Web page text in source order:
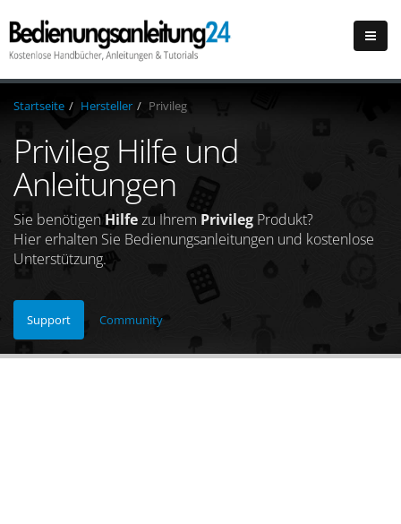
Startseite Hersteller Privileg
Privileg Hilfe und
Anleitungen
Sie benötigen Hilfezu Ihrem Privileg Produkt?
Hier erhalten Sie Bedienungsanleitungen und kostenlose
Unterstützung.
Support Community